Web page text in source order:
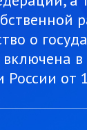
о
в
от